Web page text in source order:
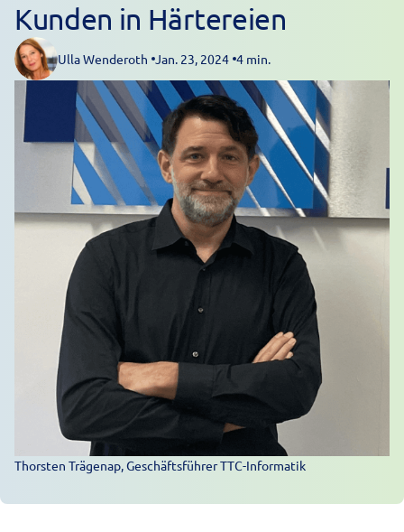
Kunden in Härtereien
Posted by
Ulla Wenderoth Jan. 23, 2024 4 min.
Thorsten Trägenap, Geschäftsführer TTC-Informatik